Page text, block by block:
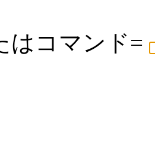
はコマンド=